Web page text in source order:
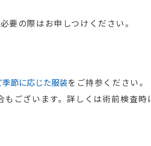
要の際はお申しつけください。
節に応じた服装をご持参ください。
ございます。詳しくは術前検査